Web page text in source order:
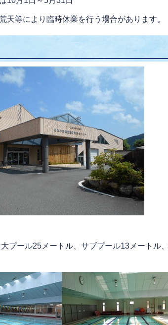
天等により臨時休業を行う場合があります。
プール25メートル、サブプール13メートル